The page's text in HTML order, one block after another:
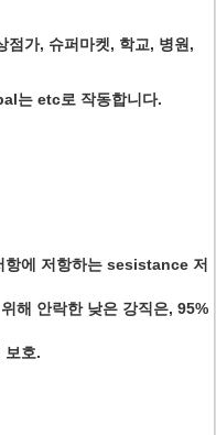
점가, 슈퍼마켓, 학교, 병원,
는 etc로 작동합니다.
항에 저항하는 sesistance 저
해 안락한 낮은 강직은, 95%
보호.